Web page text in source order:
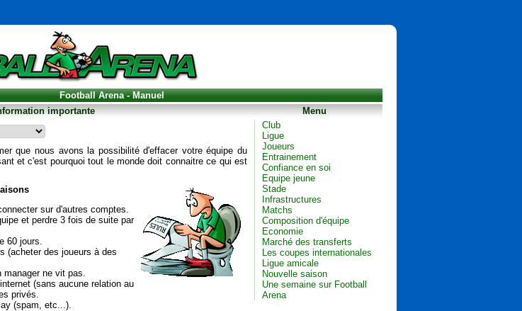
Football Arena - Manuel
importante
que nous avons la possibilité d'effacer votre équipe du
et c'est pourquoi tout le monde doit connaitre ce qui est
sur d'autres comptes.
et perdre 3 fois de suite par
60 jours.
(acheter des joueurs à des
manager ne vit pas.
(sans aucune relation au
privés.
(spam, etc...).
Menu
Club
Ligue
Joueurs
Entrainement
Confiance en soi
Equipe jeune
Stade
Infrastructures
Matchs
Composition d'équipe
Economie
Marché des transferts
Les coupes internationales
Ligue amicale
Nouvelle saison
Une semaine sur Football
Arena